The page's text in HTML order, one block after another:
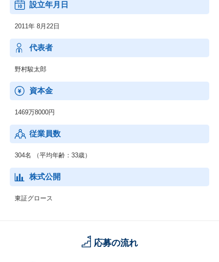
設立年月日
2011年 8月22日
代表者
野村駿太郎
資本金
1469万8000円
従業員数
304名 （平均年齢：33歳）
株式公開
東証グロース
応募の流れ